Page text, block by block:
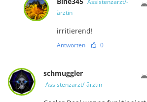
Assistenzarzt/-
ärztin
irritierend!
Antworten 0
schmuggler
Assistenzarzt/-ärztin